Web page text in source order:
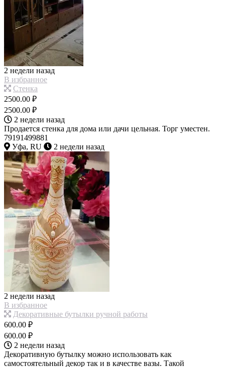
2 недели назад
В избранное
Стенка
2500.00 ₽
2500.00 ₽
2 недели назад
Продается стенка для дома или дачи цельная. Торг уместен.
79191499881
Уфа, RU
2 недели назад
2 недели назад
В избранное
Декоративные бутылки ручной работы
600.00 ₽
600.00 ₽
2 недели назад
Декоративную бутылку можно использовать как
самостоятельный декор так и в качестве вазы. Такой